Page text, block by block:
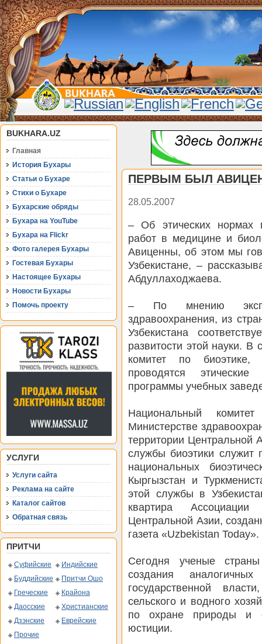
BUKHARA.UZ
Главная
История Бухары
Статьи о Бухаре
Стихи о Бухаре
Бухарские обряды
Бухара на YouTube
Бухара на Flickr
Фото галерея Бухары
Гостевая Бухары
Настоящее Бухары
Новости Бухары
Помочь проекту
УСЛУГИ
Услуги сайта
Реклама на сайте
Каталог сайтов
Обратная связь
ПРИТЧИ
Суфийские
Индийские
Буддийские
Притчи Ошо
Греческие
Крайона
Даосские
Христианские
Дзэнские
Еврейские
Прочие
ПЕРВЫМ БЫЛ
28.05.2007
– Об этических нормах
работ в медицине и
Авиценны, об этом мы
Узбекистане, –
Абдуллаходжаева.
– По мнению
здравоохранения, из
Узбекистана
развитости этой науки.
комитет по биоэтике,
проводятся
программы учебных
Национальный
Министерстве
территории Центральной
службы биоэтики служит
национальных
Кыргызстан и
этой службы в
квартира Ассоциации
Центральной Азии,
газета «Uzbekistan Today».
Сегодня ученые
создания
государственной
сельского и водного
по охране природы и
юстиции.